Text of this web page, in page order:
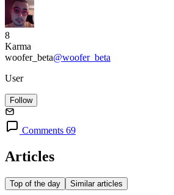
8
Karma
woofer_beta@woofer_beta
User
Follow
Comments 69
Articles
Top of the day Similar articles